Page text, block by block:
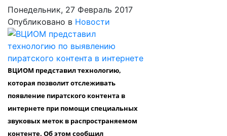
Понедельник, 27 Февраль 2017
Опубликовано в Новости
ВЦИОМ представил технологию,
которая позволит отслеживать
появление пиратского контента в
интернете при помощи специальных
звуковых меток в распространяемом
контенте. Об этом сообщил